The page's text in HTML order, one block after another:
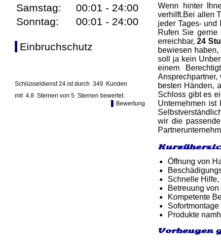
Samstag:
00:01 - 24:00
Sonntag:
00:01 - 24:00
Einbruchschutz
Schlüsseldienst 24 ist durch 349 Kunden
mit 4.8 Sternen von 5 Sternen bewertet.
Bewertung
Wenn hinter
verhilft.Bei allen
jeder Tages- und
Rufen Sie
erreichbar,24
bewiesen
soll ja kein
einem
besten Händen,
Schloss gibt es
Unternehmen
wir die
Öffnung von
Schnelle Hilfe,
Betreuung
Kompetente
Produkte
Vorbeugen